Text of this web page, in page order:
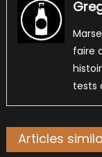
faire
tests
Articles